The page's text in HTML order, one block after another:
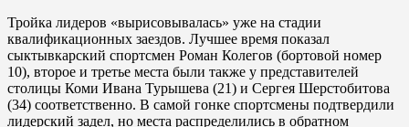
Тройка лидеров «вырисовывалась» уже на стадии
квалификационных заездов. Лучшее время показал
сыктывкарский спортсмен Роман Колегов (бортовой номер
10), второе и третье места были также у представителей
столицы Коми Ивана Турышева (21) и Сергея Шерстобитова
(34) соответственно. В самой гонке спортсмены подтвердили
лидерский задел, но места распределились в обратном